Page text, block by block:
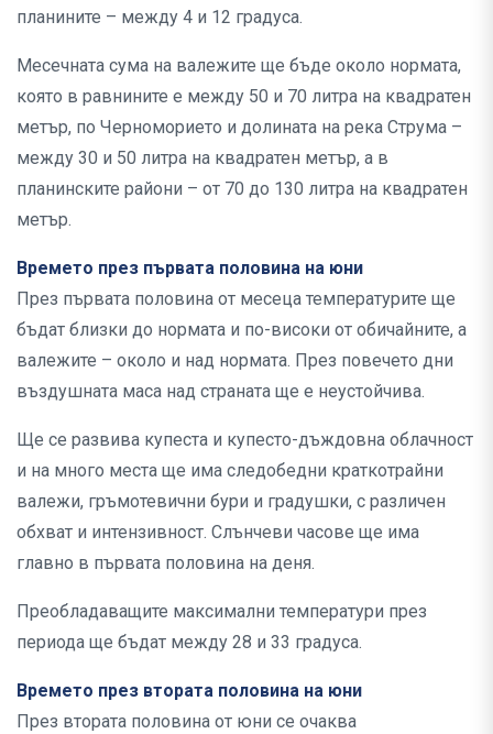
планините – между 4 и 12 градуса.
Месечната сума на валежите ще бъде около нормата,
която в равнините е между 50 и 70 литра на квадратен
метър, по Черноморието и долината на река Струма –
между 30 и 50 литра на квадратен метър, а в
планинските райони – от 70 до 130 литра на квадратен
метър.
Времето през първата половина на юни
През първата половина от месеца температурите ще
бъдат близки до нормата и по-високи от обичайните, а
валежите – около и над нормата. През повечето дни
въздушната маса над страната ще е неустойчива.
Ще се развива купеста и купесто-дъждовна облачност
и на много места ще има следобедни краткотрайни
валежи, гръмотевични бури и градушки, с различен
обхват и интензивност. Слънчеви часове ще има
главно в първата половина на деня.
Преобладаващите максимални температури през
периода ще бъдат между 28 и 33 градуса.
Времето през втората половина на юни
През втората половина от юни се очаква